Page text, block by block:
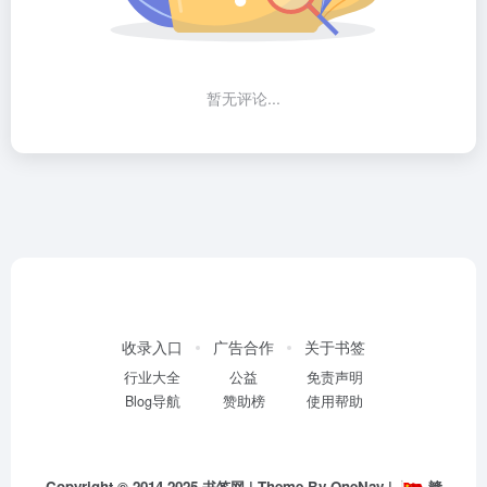
暂无评论...
收录入口
行业大全
Blog导航
广告合作
公益
赞助榜
关于书签
免责声明
使用帮助